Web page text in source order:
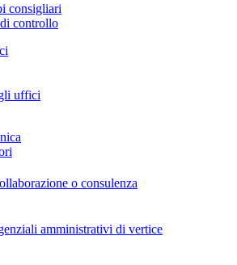
consigliari
controllo
uffici
o consulenza
amministrativi di vertice